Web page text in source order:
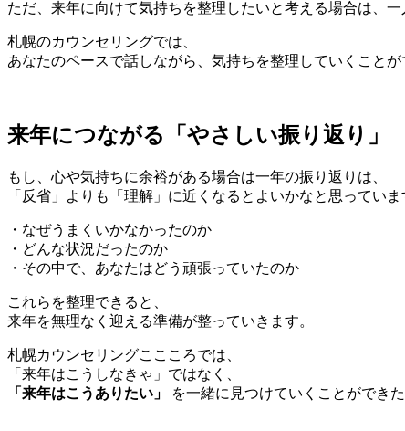
ただ、来年に向けて気持ちを整理したいと考える場合は、
札幌のカウンセリングでは、
あなたのペースで話しながら、気持ちを整理していくことが
来年につながる「やさしい振り返り」
もし、心や気持ちに余裕がある場合は一年の振り返りは、
「反省」よりも「理解」に近くなるとよいかなと思っていま
・なぜうまくいかなかったのか
・どんな状況だったのか
・その中で、あなたはどう頑張っていたのか
これらを整理できると、
来年を無理なく迎える準備が整っていきます。
札幌カウンセリングここころでは、
「来年はこうしなきゃ」ではなく、
「来年はこうありたい」
を一緒に見つけていくことができ